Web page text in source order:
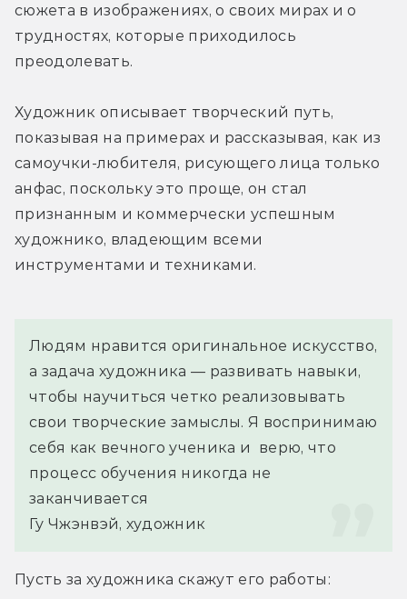
сюжета в изображениях, о своих мирах и о
трудностях, которые приходилось
преодолевать.
Художник описывает творческий путь,
показывая на примерах и рассказывая, как из
самоучки-любителя, рисующего лица только
анфас, поскольку это проще, он стал
признанным и коммерчески успешным
художнико, владеющим всеми
инструментами и техниками.
Людям нравится оригинальное искусство,
а задача художника — развивать навыки,
чтобы научиться четко реализовывать
свои творческие замыслы. Я воспринимаю
себя как вечного ученика и  верю, что
процесс обучения никогда не
заканчивается
Гу Чжэнвэй, художник
Пусть за художника скажут его работы: